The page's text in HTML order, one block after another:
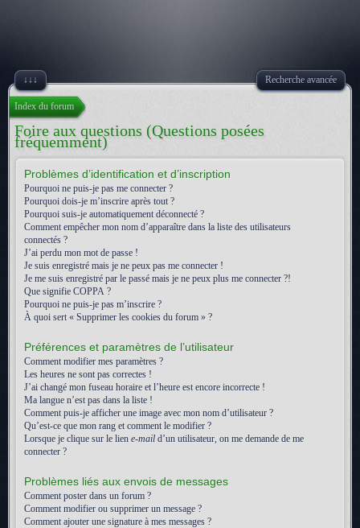
↓↓↓ Recherche avancée
Index du forum
Foire aux questions (Questions posées
fréquemment)
Problèmes d’identification et d’inscription
Pourquoi ne puis-je pas me connecter ?
Pourquoi dois-je m’inscrire après tout ?
Pourquoi suis-je automatiquement déconnecté ?
Comment empêcher mon nom d’apparaître dans la liste des utilisateurs
connectés ?
J’ai perdu mon mot de passe !
Je suis enregistré mais je ne peux pas me connecter !
Je me suis enregistré par le passé mais je ne peux plus me connecter ?!
Que signifie COPPA ?
Pourquoi ne puis-je pas m’inscrire ?
À quoi sert « Supprimer les cookies du forum » ?
Préférences et paramètres de l’utilisateur
Comment modifier mes paramètres ?
Les heures ne sont pas correctes !
J’ai changé mon fuseau horaire et l’heure est encore incorrecte !
Ma langue n’est pas dans la liste !
Comment puis-je afficher une image avec mon nom d’utilisateur ?
Qu’est-ce que mon rang et comment le modifier ?
Lorsque je clique sur le lien e-mail d’un utilisateur, on me demande de me
connecter ?
Problèmes liés aux envois de messages
Comment poster dans un forum ?
Comment modifier ou supprimer un message ?
Comment ajouter une signature à mes messages ?